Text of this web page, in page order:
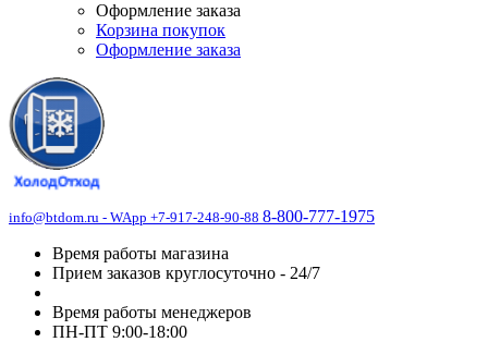
Оформление заказа
Корзина покупок
Оформление заказа
info@btdom.ru - WApp +7-917-248-90-88 8-800-777-1975
Время работы магазина
Прием заказов круглосуточно - 24/7
Время работы менеджеров
ПН-ПТ 9:00-18:00